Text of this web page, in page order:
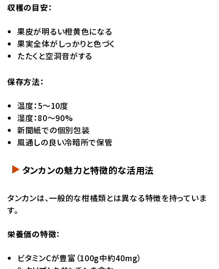
収穫の目安：
果皮が明るい橙黄色になる
果実全体がしっかりと色づく
たたくと空洞音がする
保存方法：
温度：5～10度
湿度：80～90%
新聞紙での個別包装
風通しの良い冷暗所で保管
タンカンの魅力と特徴的な活用法
タンカンは、一般的な柑橘類とは異なる特徴を持っていま
す。
栄養価の特徴：
ビタミンCが豊富（100g中約40mg）